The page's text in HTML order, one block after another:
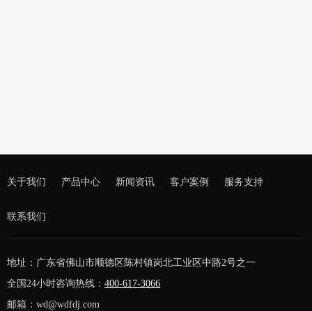
关于我们 产品中心 新闻资讯 客户案例 服务支持
联系我们
地址：广东省佛山市顺德区陈村镇岗北工业区中路2号之一
全国24小时咨询热线： 400-617-3066
邮箱：wd@wdfdj.com